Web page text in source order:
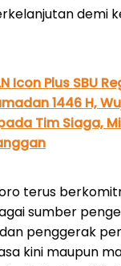
demi
Icon Plus SBU
1446 H,
Tim Siaga,
terus
sumber
penggerak
kini maupun